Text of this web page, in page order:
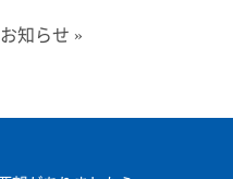
知らせ »